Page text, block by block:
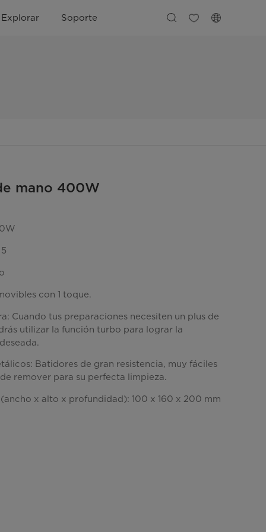
Explorar Soporte
mano 400W
con 1 toque.
Cuando tus preparaciones necesiten un plus de
utilizar la función turbo para lograr la
Batidores de gran resistencia, muy fáciles
remover para su perfecta limpieza.
x alto x profundidad): 100 x 160 x 200 mm